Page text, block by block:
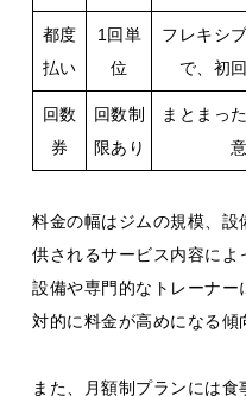
都度
払い
1回単
位
フレキシ
で、初
回数
券
回数制
限あり
まとまっ
料金の幅はジムの規模、
供されるサービス内容に
設備や専門的なトレーナ
対的に料金が高めになる傾
また、月額制プランには